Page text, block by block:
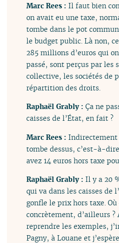
Marc Rees :Il faut bien
on avait eu une taxe,
tombe dans le pot
le budget public. Là non,
285 millions d’euros qui
passé, sont perçus par les
collective, les sociétés de
répartition des droits.
Raphaël Grably :Ça ne
caisses de l’État, en fait ?
Marc Rees :Indirectement
tombe dessus, c’est-à-
avez 14 euros hors taxe
Raphaël Grably :Il y a 20
qui va dans les caisses de
gonfle le prix hors taxe. Où
concrètement, d’ailleurs ?
reprendre les exemples,
Pagny, à Louane et